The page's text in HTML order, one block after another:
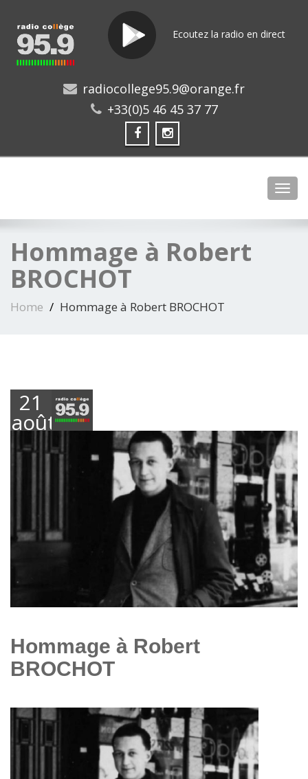
Ecoutez la radio en direct
radiocollege95.9@orange.fr
+33(0)5 46 45 37 77
Hommage à Robert
BROCHOT
Home Hommage à Robert BROCHOT
21
août
2018
Hommage à Robert
BROCHOT